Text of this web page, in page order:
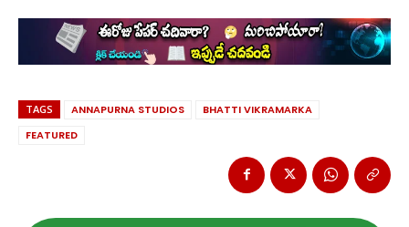
TAGS ANNAPURNA STUDIOS
BHATTI VIKRAMARKA
FEATURED